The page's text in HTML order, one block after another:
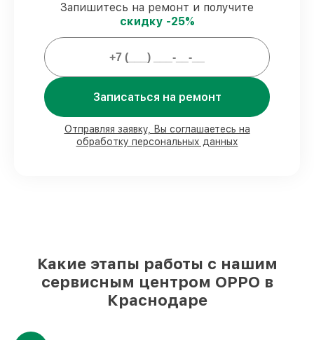
обязательств.
Гарантии сервиса на починку смарт-
часов:
заказов закрываем в присутствии
владельца
90%деталей хранятся на складе,
остальные заказываются оперативно
Материальная ответственность за
Запишитесь на ремонт и получите
скидку -25%
Записаться на ремонт
Отправляя заявку, Вы соглашаетесь на
обработку персональных данных
Какие этапы работы с нашим
сервисным центром OPPO в
Краснодаре